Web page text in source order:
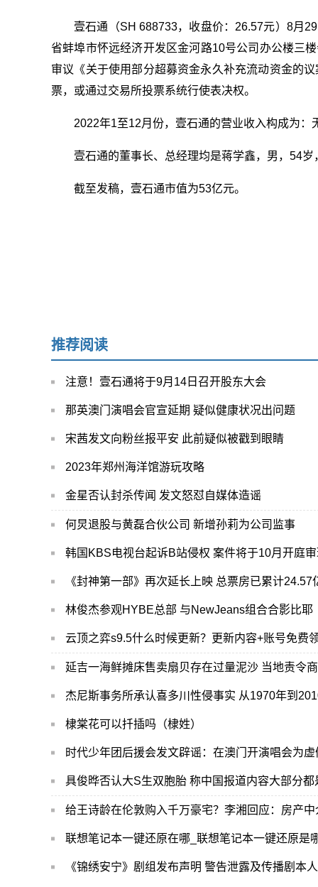
壹石通（SH 688733，收盘价：26.57元）8月
省蚌埠市怀远经济开发区金河路10号公司办公楼三
审议《关于使用部分超募资金永久补充流动资金的
票，或通过交易所投票系统行使表决权。
2022年1至12月份，壹石通的营业收入构成为
壹石通的董事长、总经理均是蒋学鑫，男，54
截至发稿，壹石通市值为53亿元。
推荐阅读
注意！壹石通将于9月14日召开股东大会
那英澳门演唱会官宣延期 疑似健康状况出问题
宋茜发文向粉丝报平安 此前疑似被戳到眼睛
2023年郑州海洋馆游玩攻略
金星否认封杀传闻 发文怒怼自媒体造谣
何炅退股与黄磊合伙公司 新增孙莉为公司监事
韩国KBS电视台起诉B站侵权 案件将于10月开庭
《封神第一部》再次延长上映 总票房已累计24.57
林俊杰参观HYBE总部 与NewJeans组合合影比耶
云顶之弈s9.5什么时候更新？更新内容+账号免费
延吉一海鲜摊床售卖扇贝存在过量泥沙 当地责令
杰尼斯事务所承认喜多川性侵事实 从1970年到
棣棠花可以扦插吗（棣姓）
时代少年团后援会发文辟谣：在澳门开演唱会为虚
具俊晔否认大S生双胞胎 称中国报道内容大部分都
给王诗龄在伦敦购入千万豪宅？李湘回应：房产
联想笔记本一键还原在哪_联想笔记本一键还原是
《锦绣安宁》剧组发布声明​​ 警告泄露及传播剧本